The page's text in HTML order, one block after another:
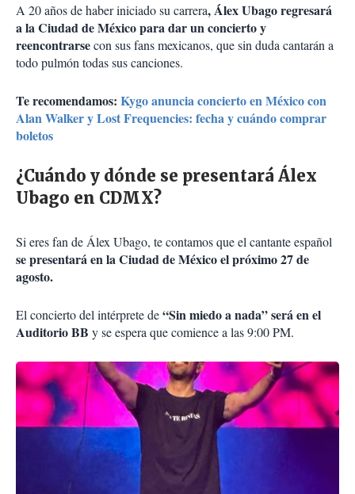
A 20 años de haber iniciado su carrera, Álex Ubago regresará
a la Ciudad de México para dar un concierto y
reencontrarsecon sus fans mexicanos, que sin duda cantarán a
todo pulmón todas sus canciones.
Te recomendamos: Kygo anuncia concierto en México con
Alan Walker y Lost Frequencies: fecha y cuándo comprar
boletos
¿Cuándo y dónde se presentará Álex
Ubago en CDMX?
Si eres fan de Álex Ubago, te contamos que el cantante español
se presentará en la Ciudad de México el próximo 27 de
agosto.
El concierto del intérprete de“Sin miedo a nada” será en el
Auditorio BB y se espera que comience a las 9:00 PM.